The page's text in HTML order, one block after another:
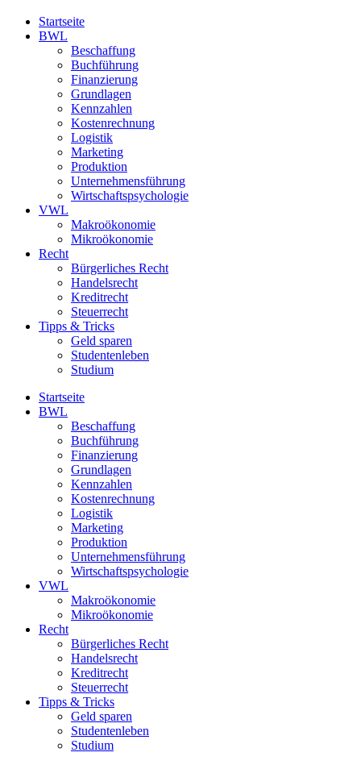
Startseite
BWL
Beschaffung
Buchführung
Finanzierung
Grundlagen
Kennzahlen
Kostenrechnung
Logistik
Marketing
Produktion
Unternehmensführung
Wirtschaftspsychologie
VWL
Makroökonomie
Mikroökonomie
Recht
Bürgerliches Recht
Handelsrecht
Kreditrecht
Steuerrecht
Tipps & Tricks
Geld sparen
Studentenleben
Studium
Startseite
BWL
Beschaffung
Buchführung
Finanzierung
Grundlagen
Kennzahlen
Kostenrechnung
Logistik
Marketing
Produktion
Unternehmensführung
Wirtschaftspsychologie
VWL
Makroökonomie
Mikroökonomie
Recht
Bürgerliches Recht
Handelsrecht
Kreditrecht
Steuerrecht
Tipps & Tricks
Geld sparen
Studentenleben
Studium